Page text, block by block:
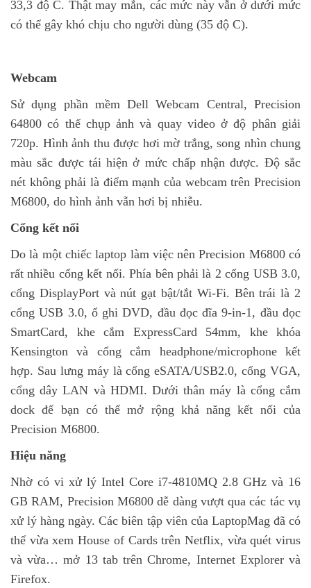
33,3 độ C. Thật may mắn, các mức này vẫn ở dưới mức
có thể gây khó chịu cho người dùng (35 độ C).
Webcam
Sử dụng phần mềm Dell Webcam Central, Precision
64800 có thể chụp ảnh và quay video ở độ phân giải
720p. Hình ảnh thu được hơi mờ trắng, song nhìn chung
màu sắc được tái hiện ở mức chấp nhận được. Độ sắc
nét không phải là điểm mạnh của webcam trên Precision
M6800, do hình ảnh vẫn hơi bị nhiễu.
Cổng kết nối
Do là một chiếc laptop làm việc nên Precision M6800 có
rất nhiều cổng kết nối. Phía bên phải là 2 cổng USB 3.0,
cổng DisplayPort và nút gạt bật/tắt Wi-Fi. Bên trái là 2
cổng USB 3.0, ổ ghi DVD, đầu đọc đĩa 9-in-1, đầu đọc
SmartCard, khe cắm ExpressCard 54mm, khe khóa
Kensington và cổng cắm headphone/microphone kết
hợp. Sau lưng máy là cổng eSATA/USB2.0, cổng VGA,
cổng dây LAN và HDMI. Dưới thân máy là cổng cắm
dock để bạn có thể mở rộng khả năng kết nối của
Precision M6800.
Hiệu năng
Nhờ có vi xử lý Intel Core i7-4810MQ 2.8 GHz và 16
GB RAM, Precision M6800 dễ dàng vượt qua các tác vụ
xử lý hàng ngày. Các biên tập viên của LaptopMag đã có
thể vừa xem House of Cards trên Netflix, vừa quét virus
và vừa… mở 13 tab trên Chrome, Internet Explorer và
Firefox.